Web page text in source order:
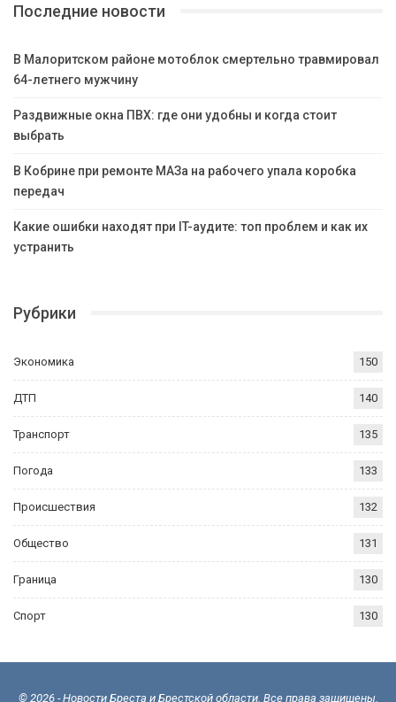
Последние новости
В Малоритском районе мотоблок смертельно травмировал
64-летнего мужчину
Раздвижные окна ПВХ: где они удобны и когда стоит
выбрать
В Кобрине при ремонте МАЗа на рабочего упала коробка
передач
Какие ошибки находят при IT-аудите: топ проблем и как их
устранить
Рубрики
Экономика 150
ДТП 140
Транспорт 135
Погода 133
Происшествия 132
Общество 131
Граница 130
Спорт 130
© 2026 - Новости Бреста и Брестской области. Все права защищены.